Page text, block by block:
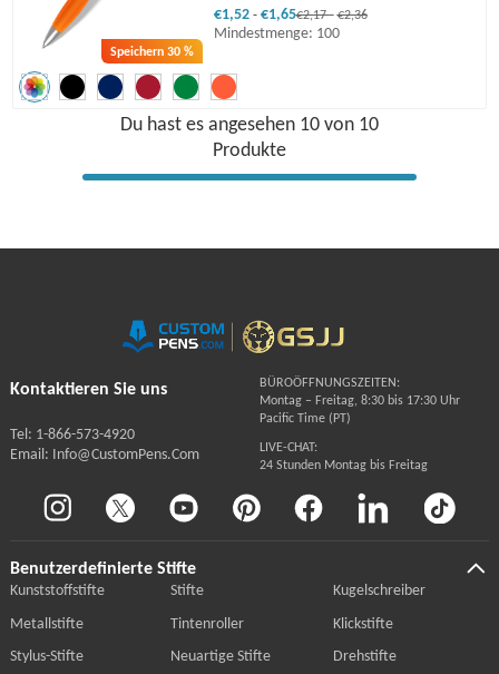
Speichern30 %
€1,52 - €1,65€2,17- €2,36
Mindestmenge: 100
Du hast es angesehen 10 von 10
Produkte
Kontaktieren Sie uns
BÜROÖFFNUNGSZEITEN:
Montag – Freitag, 8:30 bis 17:30 Uhr
Pacific Time (PT)
LIVE-CHAT:
24 Stunden Montag bis Freitag
Tel: 1-866-573-4920
Email: Info@CustomPens.Com
Benutzerdefinierte Stifte
Kunststoffstifte Stifte
Kugelschreiber
Metallstifte
Tintenroller
Klickstifte
Stylus-Stifte
Neuartige Stifte Drehstifte